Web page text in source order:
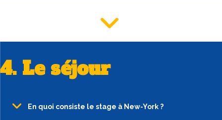
4. Le séjour
En quoi consiste le stage à New-York ?